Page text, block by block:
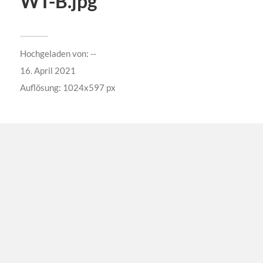
Hochgeladen von: --
16. April 2021
Auflösung: 1024x597 px